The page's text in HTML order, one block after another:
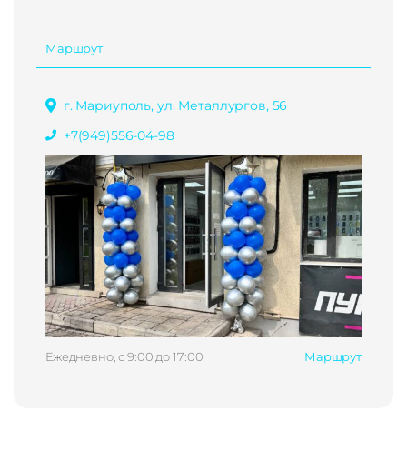
Маршрут
г. Мариуполь, ул. Металлургов, 56
+7(949)556-04-98
Ежедневно, с 9:00 до 17:00 Маршрут